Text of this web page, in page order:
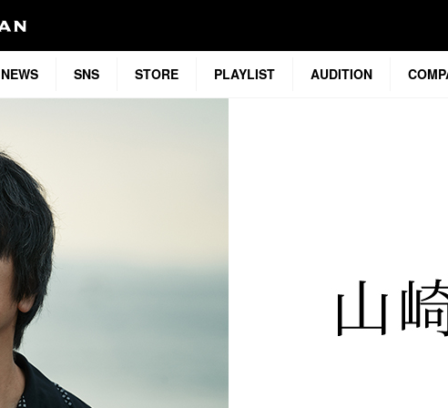
NEWS SNS STORE PLAYLIST AUDITION